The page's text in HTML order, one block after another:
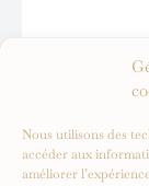
Nous utilisons des
accéder aux
améliorer